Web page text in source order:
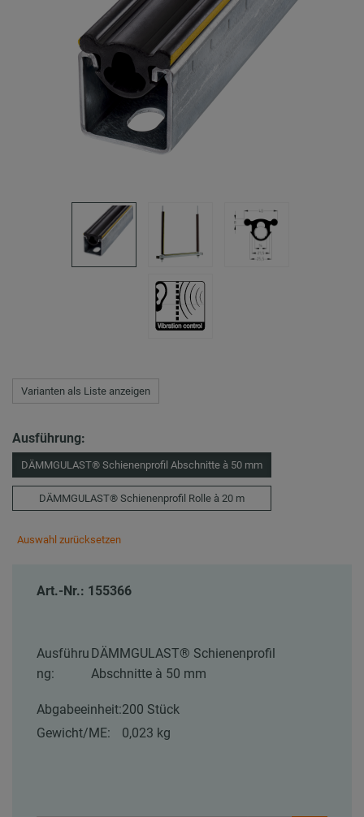
Varianten als Liste anzeigen
Ausführung:
DÄMMGULAST® Schienenprofil Abschnitte à 50 mm
DÄMMGULAST® Schienenprofil Rolle à 20 m
Auswahl zurücksetzen
Art.-Nr.: 155366
Ausführu
ng:
DÄMMGULAST® Schienenprofil
Abschnitte à 50 mm
Abgabeeinheit:200 Stück
Gewicht/ME:
0,023 kg